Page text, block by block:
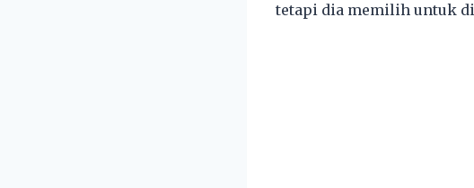
tetapi dia memilih untuk